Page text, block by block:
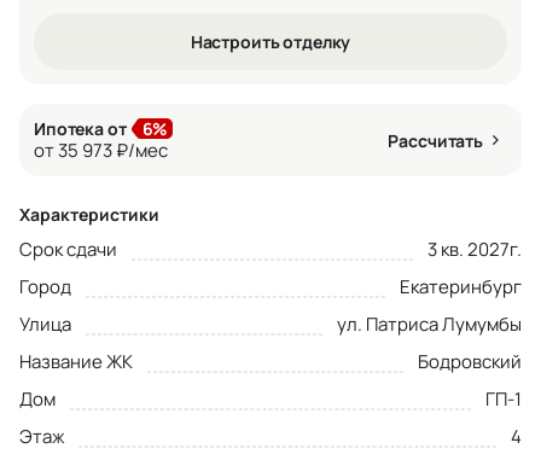
Настроить отделку
Ипотека от 6%
от 35 973 ₽/мес Рассчитать
Характеристики
Срок сдачи
3 кв. 2027г.
Город
Екатеринбург
Улица
ул. Патриса Лумумбы
Название ЖК
Бодровский
Дом
ГП-1
Этаж
4